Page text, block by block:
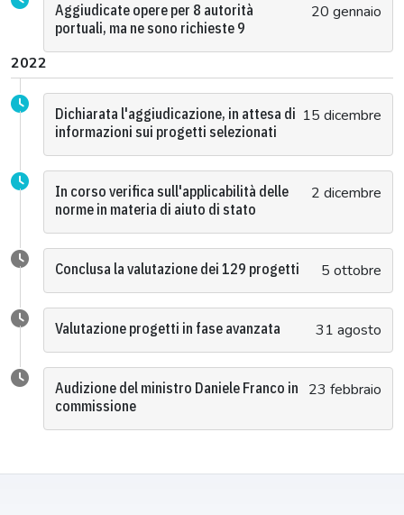
Aggiudicate opere per 8 autorità
portuali, ma ne sono richieste 9
20 gennaio
2022
Dichiarata l'aggiudicazione, in attesa di
informazioni sui progetti selezionati
15 dicembre
In corso verifica sull'applicabilità delle
norme in materia di aiuto di stato
2 dicembre
Conclusa la valutazione dei 129 progetti 5 ottobre
Valutazione progetti in fase avanzata 31 agosto
Audizione del ministro Daniele Franco in
commissione
23 febbraio